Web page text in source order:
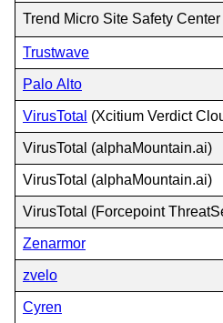
Trend Micro Site Safety Center
Trustwave
Palo Alto
VirusTotal (Xcitium Verdict
VirusTotal (alphaMountain.ai)
VirusTotal (alphaMountain.ai)
VirusTotal (Forcepoint
Zenarmor
zvelo
Cyren